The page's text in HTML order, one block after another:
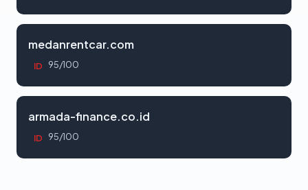
medanrentcar.com
ID 95/100
armada-finance.co.id
ID 95/100